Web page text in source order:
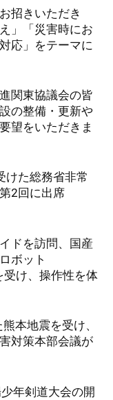
招きいただき
」「災害時にお
応」をテーマに
関東協議会の皆
の整備・更新や
望をいただきま
けた総務省非常
2回に出席
ドを訪問、国産
ボット
受け、操作性を体
本地震を受け、
対策本部会議が
年剣道大会の開